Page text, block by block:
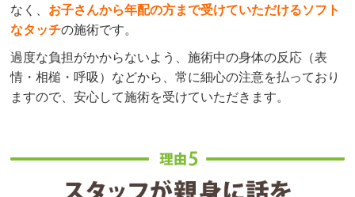
なく、 お子さんから年配の方まで受けていただけるソフト
なタッチの施術です。
過度な負担がかからないよう、施術中の身体の反応（表
情・相槌・呼吸）などから、常に細心の注意を払っており
ますので、安心して施術を受けていただきます。